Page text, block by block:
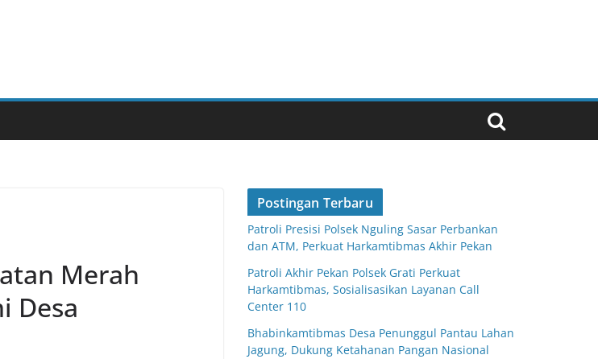
Merah
Desa
Postingan Terbaru
Patroli Presisi Polsek Nguling Sasar Perbankan
dan ATM, Perkuat Harkamtibmas Akhir Pekan
Patroli Akhir Pekan Polsek Grati Perkuat
Harkamtibmas, Sosialisasikan Layanan Call
Center 110
Bhabinkamtibmas Desa Penunggul Pantau Lahan
Jagung, Dukung Ketahanan Pangan Nasional